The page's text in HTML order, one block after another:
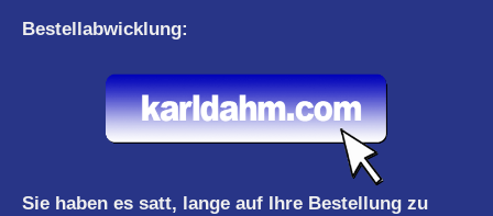
Bestellabwicklung:
Sie haben es satt, lange auf Ihre Bestellung zu